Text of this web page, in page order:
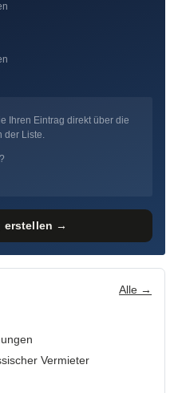
Ihren Eintrag direkt über die
der Liste.
erstellen →
Alle →
Vermieter